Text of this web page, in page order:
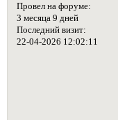
Провел на форуме:
3 месяца 9 дней
Последний визит:
22-04-2026 12:02:11